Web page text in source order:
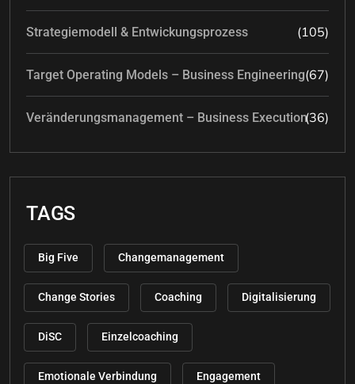
Strategiemodell & Entwickungsprozess (105)
Target Operating Models – Business Engineering(67)
Veränderungsmanagement – Business Execution(36)
TAGS
Big Five Changemanagement
Change Stories Coaching Digitalisierung
DiSC Einzelcoaching
Emotionale Verbindung Engagement